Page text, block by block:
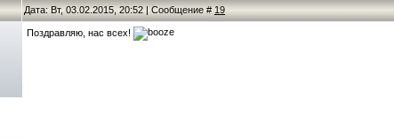
Дата: Вт, 03.02.2015, 20:52 | Сообщение # 19
Поздравляю, нас всех!